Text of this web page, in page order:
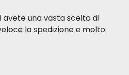
una vasta scelta di
la spedizione e molto